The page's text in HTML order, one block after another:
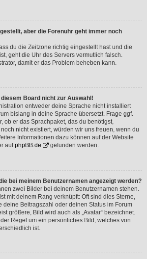
aber die Forenuhr geht immer noch
du die Zeitzone richtig eingestellt hast und die
geht die Uhr des Servers vermutlich falsch.
damit er das Problem beheben kann.
Board nicht zur Auswahl!
entweder deine Sprache nicht installiert
bislang in deine Sprache übersetzt. Frage ggf.
ob er das Sprachpaket, das du benötigst,
nicht existiert, würden wir uns freuen, wenn du
Informationen dazu können auf der Website
aufphpBB.de gefunden werden.
bei meinem Benutzernamen angezeigt werden?
zwei Bilder bei deinem Benutzernamen stehen.
mit deinem Rang verknüpft: Oft sind dies Sterne,
deine Beitragszahl oder deinen Status im Forum
größere, Bild wird auch als „Avatar“ bezeichnet.
Regel um ein persönliches Bild, welches von
ist.